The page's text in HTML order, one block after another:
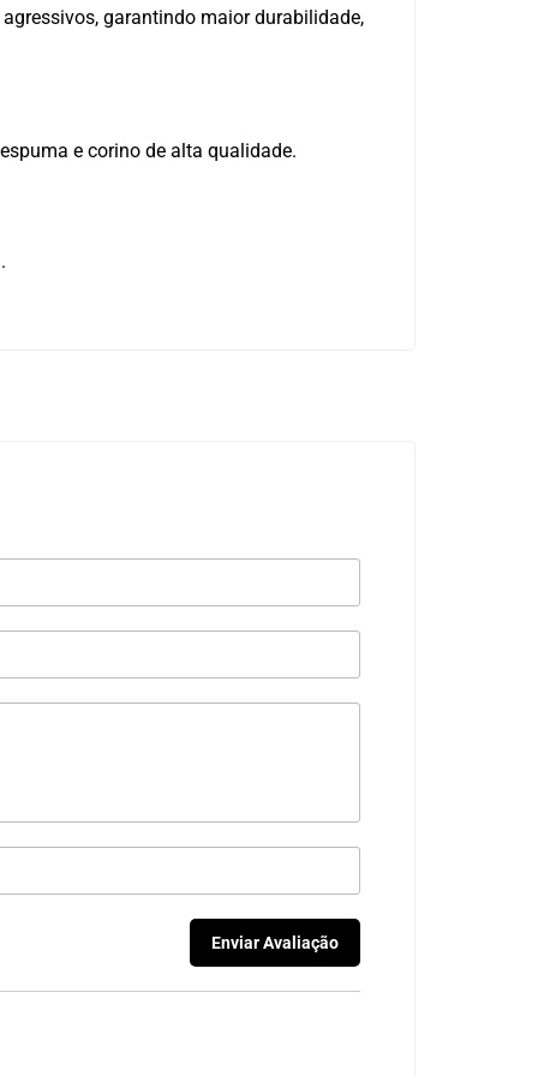
garantindo maior durabilidade,
e corino de alta qualidade.